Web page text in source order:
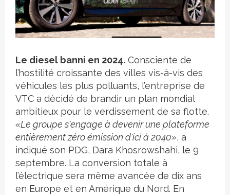
Crédit photo
Le diesel banni en 2024. Consciente de
l’hostilité croissante des villes vis-à-vis des
véhicules les plus polluants, l’entreprise de
VTC a décidé de brandir un plan mondial
ambitieux pour le verdissement de sa flotte.
«Le groupe s'engage à devenir une plateforme
entièrement zéro émission d'ici à 2040», a
indiqué son PDG, Dara Khosrowshahi, le 9
septembre. La conversion totale à
l’électrique sera même avancée de dix ans
en Europe et en Amérique du Nord. En